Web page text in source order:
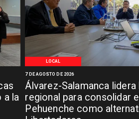
a la
LOCAL
Álvarez-Salamanca lidera
regional para consolidar
Pehuenche como
7 DE AGOSTO DE 2026